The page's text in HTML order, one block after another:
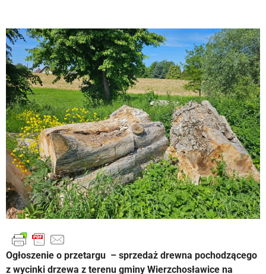
Ogłoszenie o przetargu – sprzedaż drewna pochodzącego
z wycinki drzewa z terenu gminy Wierzchosławice na